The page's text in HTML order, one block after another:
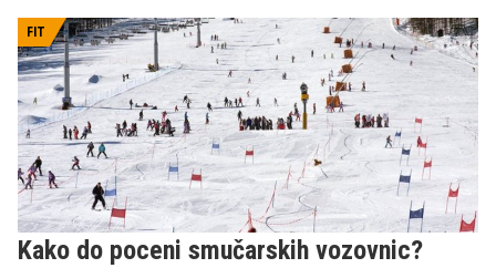
vemo, da bomo naslednjih nekaj minut zmrzovali in
praskali zaledenelo vodo s stekla.
FIT
Kako do poceni smučarskih vozovnic?